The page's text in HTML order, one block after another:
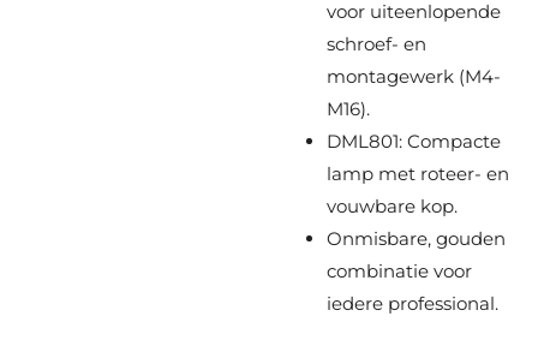
voor uiteenlopende
schroef- en
montagewerk (M4-
M16).
DML801: Compacte
lamp met roteer- en
vouwbare kop.
Onmisbare, gouden
combinatie voor
iedere professional.